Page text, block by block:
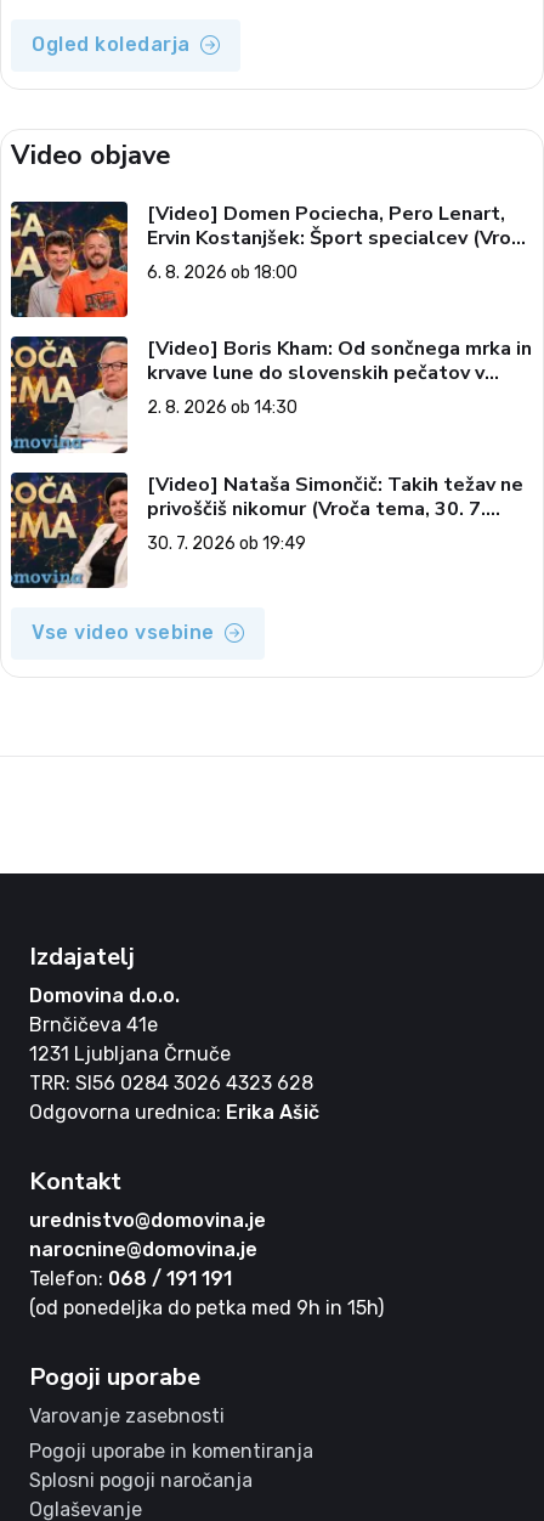
Ogled koledarja
Video objave
[Video] Domen Pociecha, Pero Lenart,
Ervin Kostanjšek: Šport specialcev (Vroča
tema, 6. 8. 2026)
6. 8. 2026 ob 18:00
[Video] Boris Kham: Od sončnega mrka in
krvave lune do slovenskih pečatov v
vesolju (Vroča tema, 2. 8. 2026)
2. 8. 2026 ob 14:30
[Video] Nataša Simončič: Takih težav ne
privoščiš nikomur (Vroča tema, 30. 7.
2026)
30. 7. 2026 ob 19:49
Vse video vsebine
Izdajatelj
Domovina d.o.o.
Brnčičeva 41e
1231 Ljubljana Črnuče
TRR: SI56 0284 3026 4323 628
Odgovorna urednica: Erika Ašič
Kontakt
urednistvo@domovina.je
narocnine@domovina.je
Telefon: 068 / 191 191
(od ponedeljka do petka med 9h in 15h)
Pogoji uporabe
Varovanje zasebnosti
Pogoji uporabe in komentiranja
Splosni pogoji naročanja
Oglaševanje